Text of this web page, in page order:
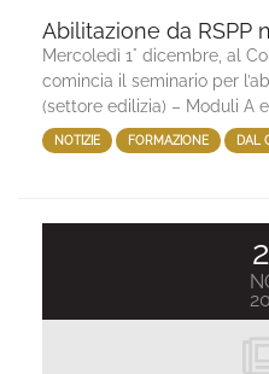
Abilitazione da RSPP
Mercoledì 1° dicembre, al
comincia il seminario per
(settore edilizia) – Moduli A
NOTIZIE FORMAZIONE DAL